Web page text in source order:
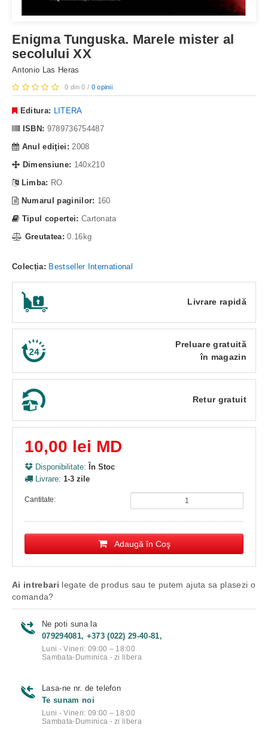
Enigma Tunguska. Marele mister al
secolului XX
Antonio Las Heras
0 din 0 / 0 opinii
Editura: LITERA
ISBN: 9789736754487
Anul ediţiei: 2008
Dimensiune: 140x210
Limba: RO
Numarul paginilor: 160
Tipul copertei: Cartonata
Greutatea: 0.16kg
Colecția: Bestseller International
Livrare rapidă
Preluare gratuită
în magazin
Retur gratuit
10,00 lei MD
Disponibilitate: În Stoc
Livrare: 1-3 zile
Cantitate:
Adaugă în Coş
Ai intrebari legate de produs sau te putem ajuta sa plasezi o
comanda?
Ne poti suna la
079294081, +373 (022) 29-40-81,
Luni - Vineri: 09:00 – 18:00
Sambata-Duminica - zi libera
Lasa-ne nr. de telefon
Te sunam noi
Luni - Vineri: 09:00 – 18:00
Sambata-Duminica - zi libera